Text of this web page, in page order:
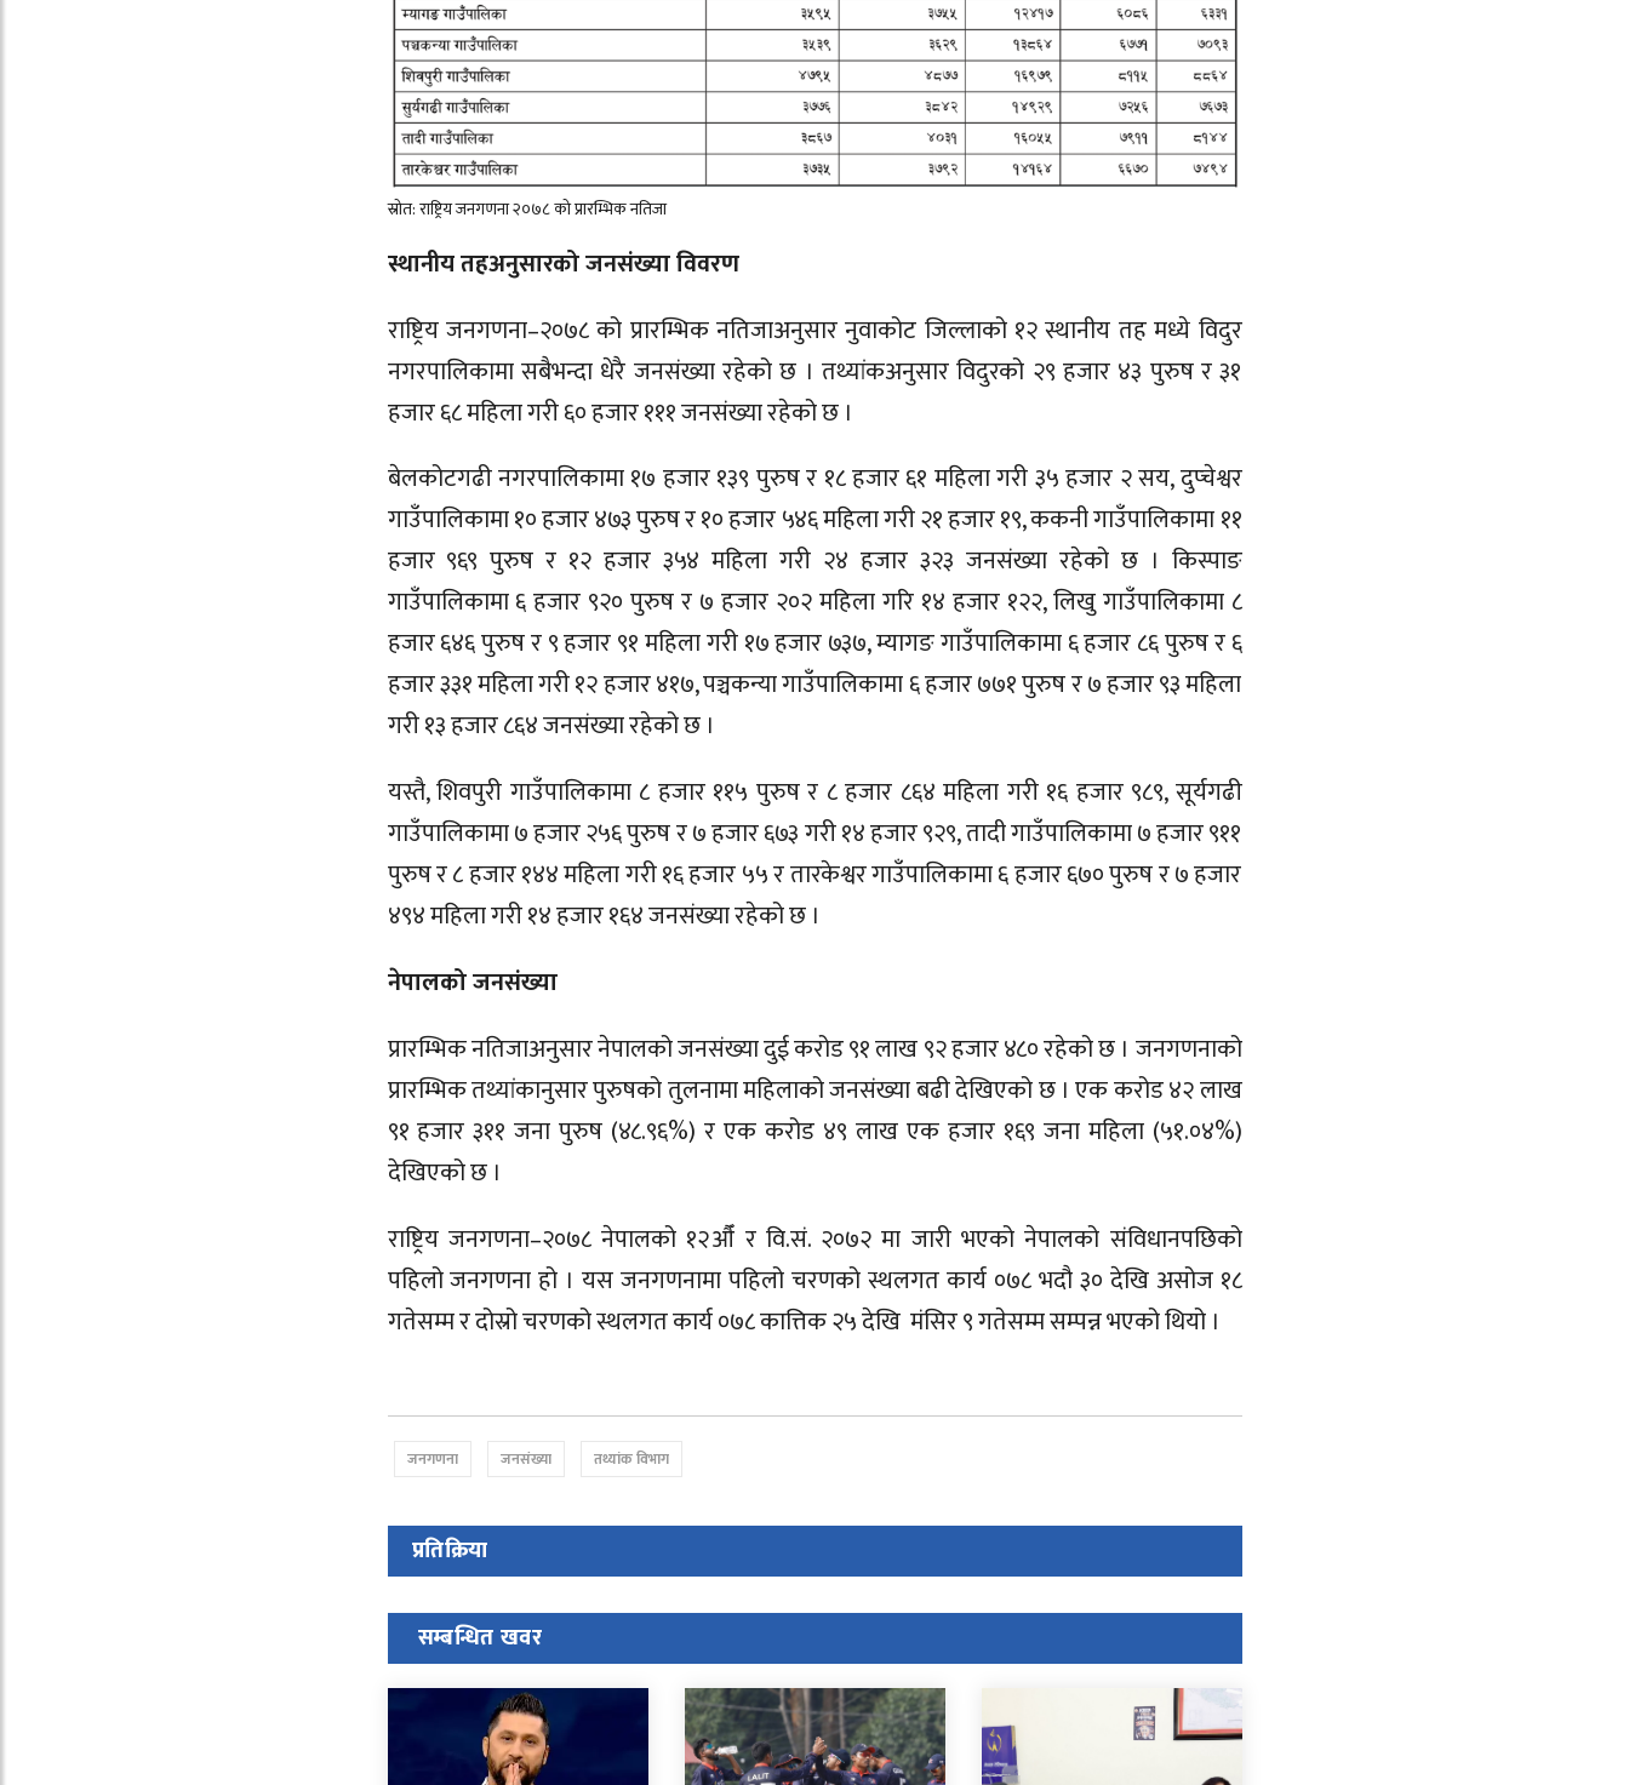
स्रोत: राष्ट्रिय जनगणना २०७८ को प्रारम्भिक नतिजा
स्थानीय तहअनुसारको जनसंख्या विवरण
राष्ट्रिय जनगणना–२०७८ को प्रारम्भिक नतिजाअनुसार नुवाकोट जिल्लाको १२ स्थानीय तह मध्ये विदुर
नगरपालिकामा सबैभन्दा धेरै जनसंख्या रहेको छ । तथ्यांकअनुसार विदुरको २९ हजार ४३ पुरुष र ३१
हजार ६८ महिला गरी ६० हजार १११ जनसंख्या रहेको छ ।
बेलकोटगढी नगरपालिकामा १७ हजार १३९ पुरुष र १८ हजार ६१ महिला गरी ३५ हजार २ सय, दुप्चेश्वर
गाउँपालिकामा १० हजार ४७३ पुरुष र १० हजार ५४६ महिला गरी २१ हजार १९, ककनी गाउँपालिकामा ११
हजार ९६९ पुरुष र १२ हजार ३५४ महिला गरी २४ हजार ३२३ जनसंख्या रहेको छ । किस्पाङ
गाउँपालिकामा ६ हजार ९२० पुरुष र ७ हजार २०२ महिला गरि १४ हजार १२२, लिखु गाउँपालिकामा ८
हजार ६४६ पुरुष र ९ हजार ९१ महिला गरी १७ हजार ७३७, म्यागङ गाउँपालिकामा ६ हजार ८६ पुरुष र ६
हजार ३३१ महिला गरी १२ हजार ४१७, पञ्चकन्या गाउँपालिकामा ६ हजार ७७१ पुरुष र ७ हजार ९३ महिला
गरी १३ हजार ८६४ जनसंख्या रहेको छ ।
यस्तै, शिवपुरी गाउँपालिकामा ८ हजार ११५ पुरुष र ८ हजार ८६४ महिला गरी १६ हजार ९८९, सूर्यगढी
गाउँपालिकामा ७ हजार २५६ पुरुष र ७ हजार ६७३ गरी १४ हजार ९२९, तादी गाउँपालिकामा ७ हजार ९११
पुरुष र ८ हजार १४४ महिला गरी १६ हजार ५५ र तारकेश्वर गाउँपालिकामा ६ हजार ६७० पुरुष र ७ हजार
४९४ महिला गरी १४ हजार १६४ जनसंख्या रहेको छ ।
नेपालको जनसंख्या
प्रारम्भिक नतिजाअनुसार नेपालको जनसंख्या दुई करोड ९१ लाख ९२ हजार ४८० रहेको छ । जनगणनाको
प्रारम्भिक तथ्यांकानुसार पुरुषको तुलनामा महिलाको जनसंख्या बढी देखिएको छ । एक करोड ४२ लाख
९१ हजार ३११ जना पुरुष (४८.९६%) र एक करोड ४९ लाख एक हजार १६९ जना महिला (५१.०४%)
देखिएको छ ।
राष्ट्रिय जनगणना–२०७८ नेपालको १२औँ र वि.सं. २०७२ मा जारी भएको नेपालको संविधानपछिको
पहिलो जनगणना हो । यस जनगणनामा पहिलो चरणको स्थलगत कार्य ०७८ भदौ ३० देखि असोज १८
गतेसम्म र दोस्रो चरणको स्थलगत कार्य ०७८ कात्तिक २५ देखि मंसिर ९ गतेसम्म सम्पन्न भएको थियो ।
जनगणना जनसंख्या तथ्यांक विभाग
प्रतिक्रिया
सम्बन्धित खवर